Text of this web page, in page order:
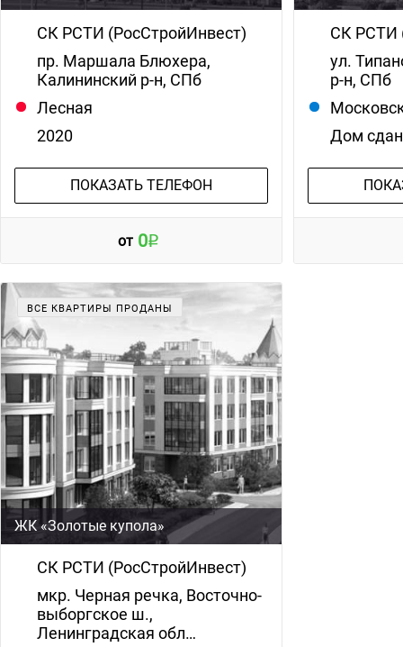
СК РСТИ (РосСтройИнвест)
пр. Маршала Блюхера,
Калининский р-н, СПб
Лесная
2020
ПОКАЗАТЬ ТЕЛЕФОН
от 0
СК РСТИ
ул.
р-н, СПб
Дом сдан
ВСЕ КВАРТИРЫ ПРОДАНЫ
ЖК «Золотые купола»
СК РСТИ (РосСтройИнвест)
мкр. Черная речка, Восточно-
выборгское ш.,
Ленинградская обл…